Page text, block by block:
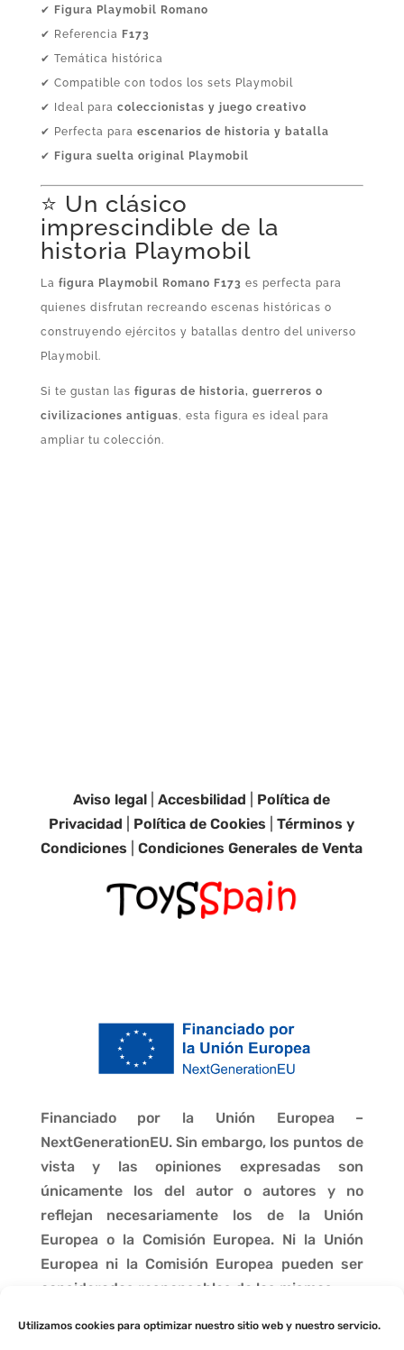
Utilizamos cookies para optimizar nuestro sitio web y nuestro servicio.
✔ Figura Playmobil Romano
✔ Referencia F173
✔ Temática histórica
✔ Compatible con todos los sets Playmobil
✔ Ideal para coleccionistas y juego creativo
✔ Perfecta para escenarios de historia y batalla
✔ Figura suelta original Playmobil
⭐ Un clásico
imprescindible de la
historia Playmobil
La figura Playmobil Romano F173 es perfecta para
quienes disfrutan recreando escenas históricas o
construyendo ejércitos y batallas dentro del universo
Playmobil.
Si te gustan las figuras de historia, guerreros o
civilizaciones antiguas , esta figura es ideal para
ampliar tu colección.
Aviso legal |Accesbilidad
Política de
Privacidad
Política de Cookies |Términos y
Condiciones |Condiciones Generales de Venta
Financiado por la Unión Europea –
NextGenerationEU. Sin embargo, los puntos de
vista y las opiniones expresadas son
únicamente los del autor o autores y no
reflejan necesariamente los de la Unión
Europea o la Comisión Europea. Ni la Unión
Europea ni la Comisión Europea pueden ser
consideradas responsables de las mismas.